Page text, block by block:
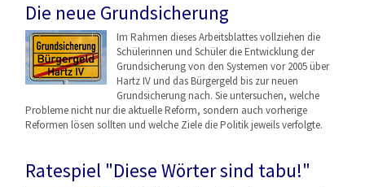
Die neue Grundsicherung
Im Rahmen dieses Arbeitsblattes vollziehen die
Schülerinnen und Schüler die Entwicklung der
Grundsicherung von den Systemen vor 2005 über
Hartz IV und das Bürgergeld bis zur neuen
Grundsicherung nach. Sie untersuchen, welche
Probleme nicht nur die aktuelle Reform, sondern auch vorherige
Reformen lösen sollten und welche Ziele die Politik jeweils verfolgte.
Ratespiel "Diese Wörter sind tabu!"